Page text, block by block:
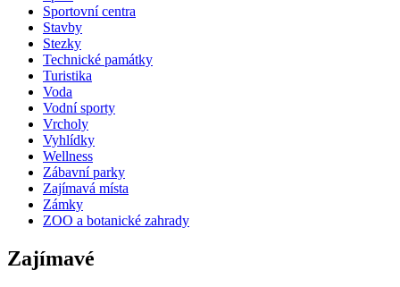
Sportovní centra
Stavby
Stezky
Technické památky
Turistika
Voda
Vodní sporty
Vrcholy
Vyhlídky
Wellness
Zábavní parky
Zajímavá místa
Zámky
ZOO a botanické zahrady
Zajímavé